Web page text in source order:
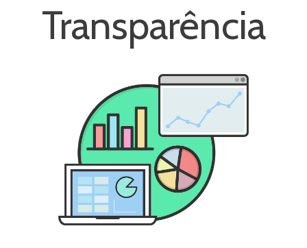
Transparência